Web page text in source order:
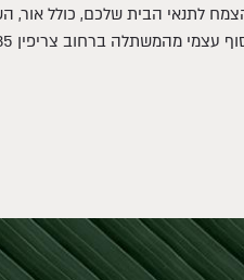
לתנאי הבית שלכם, כולל אור,
מהמשתלה ברחוב צריפין 35 בפלורנטין.